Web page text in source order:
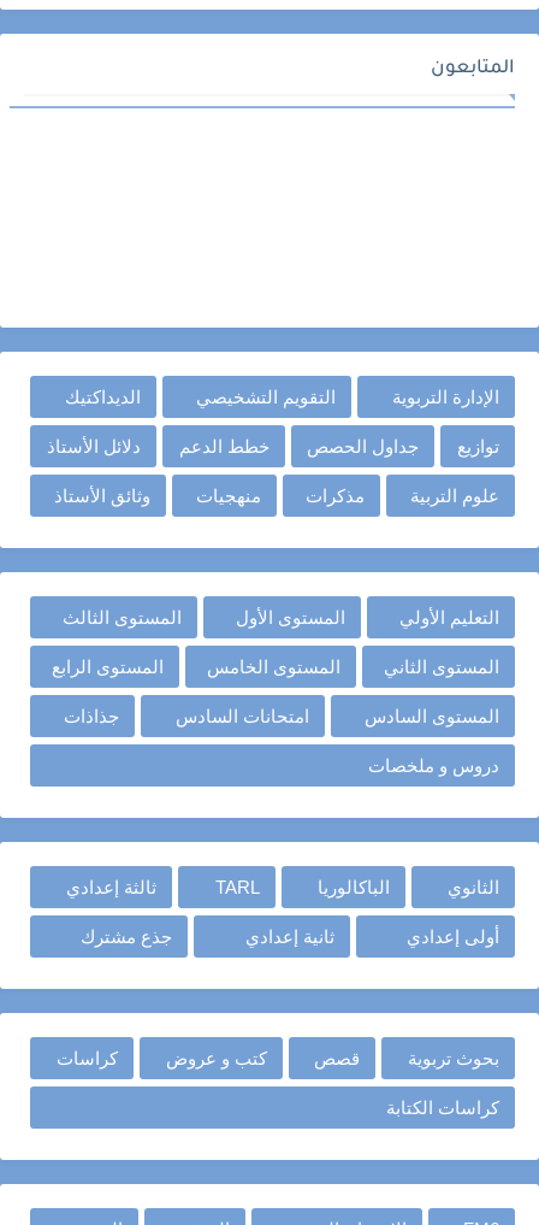
المتابعون
الإدارة التربوية التقويم التشخيصي الديداكتيك
توازيع جداول الحصص خطط الدعم دلائل الأستاذ
علوم التربية مذكرات منهجيات وثائق الأستاذ
التعليم الأولي المستوى الأول المستوى الثالث
المستوى الثاني المستوى الخامس المستوى الرابع
المستوى السادس امتحانات السادس جذاذات
دروس و ملخصات
الثانوي الباكالوريا TARL ثالثة إعدادي
أولى إعدادي ثانية إعدادي جذع مشترك
بحوث تربوية قصص كتب و عروض كراسات
كراسات الكتابة